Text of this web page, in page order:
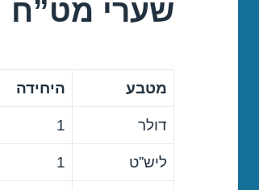
שערי מט”ח יציגים
מטבע היחידה
דולר 1
ליש”ט 1